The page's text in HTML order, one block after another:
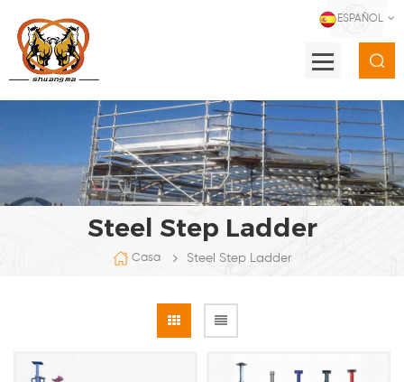
ESPAÑOL
Steel Step Ladder
Casa Steel Step Ladder